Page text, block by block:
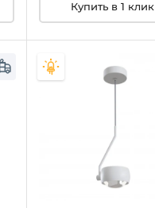
Купить в 1 клик